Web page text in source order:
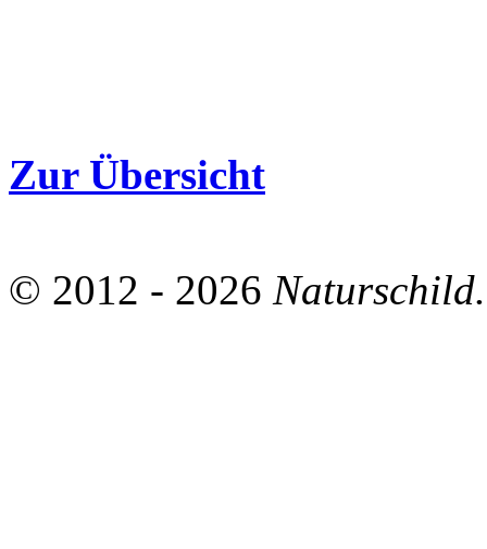
Zur Übersicht
© 2012 - 2026